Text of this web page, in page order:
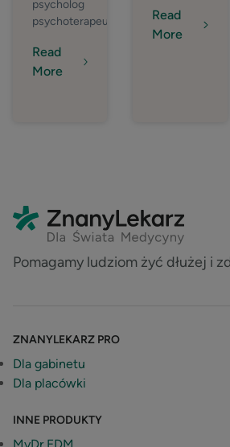
psycholog
psychoterapeuta
Read
More
Read
More
Pomagamy ludziom żyć dłużej i
ZNANYLEKARZ PRO
Dla gabinetu
Dla placówki
INNE PRODUKTY
MyDr EDM